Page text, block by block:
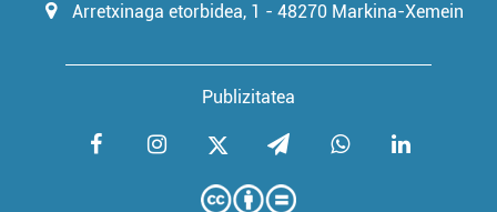
Arretxinaga etorbidea, 1 - 48270 Markina-Xemein
Publizitatea